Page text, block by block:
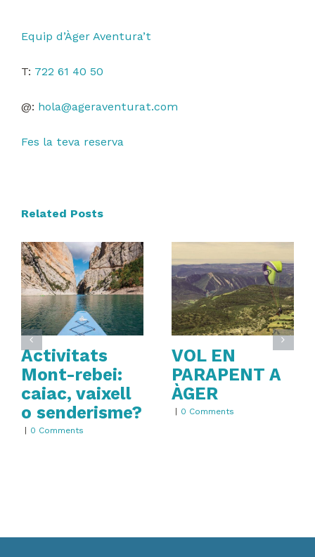
Equip d’Àger Aventura’t
T: 722 61 40 50
@: hola@ageraventurat.com
Fes la teva reserva
Related Posts
Activitats
Mont-rebei:
caiac, vaixell
o senderisme?
0 Comments
VOL EN
PARAPENT A
ÀGER
0 Comments